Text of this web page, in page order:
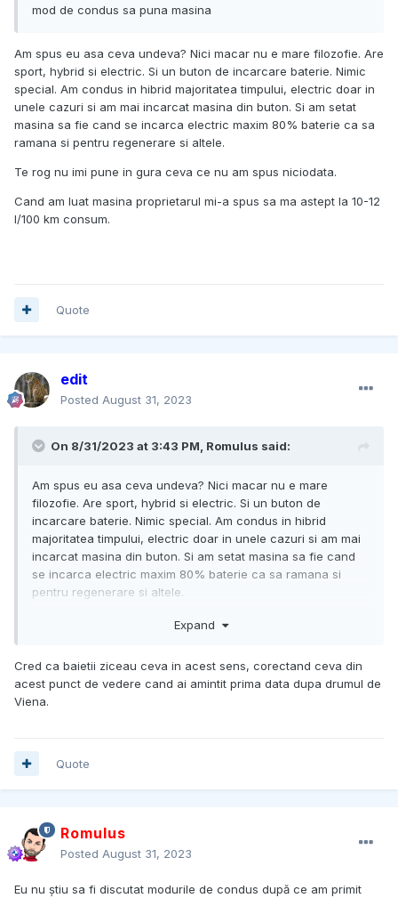
mod de condus sa puna masina
Am spus eu asa ceva undeva? Nici macar nu e mare filozofie. Are
sport, hybrid si electric. Si un buton de incarcare baterie. Nimic
special. Am condus in hibrid majoritatea timpului, electric doar in
unele cazuri si am mai incarcat masina din buton. Si am setat
masina sa fie cand se incarca electric maxim 80% baterie ca sa
ramana si pentru regenerare si altele.
Te rog nu imi pune in gura ceva ce nu am spus niciodata.
Cand am luat masina proprietarul mi-a spus sa ma astept la 10-12
l/100 km consum.
Quote
edit
Posted August 31, 2023
On 8/31/2023 at 3:43 PM, Romulus said:
Am spus eu asa ceva undeva? Nici macar nu e mare
filozofie. Are sport, hybrid si electric. Si un buton de
incarcare baterie. Nimic special. Am condus in hibrid
majoritatea timpului, electric doar in unele cazuri si am mai
incarcat masina din buton. Si am setat masina sa fie cand
se incarca electric maxim 80% baterie ca sa ramana si
pentru regenerare si altele.
Te rog nu imi pune in gura ceva ce nu am spus niciodata.
10-12 l/100 km consum.
Expand
Cred ca baietii ziceau ceva in acest sens, corectand ceva din
acest punct de vedere cand ai amintit prima data dupa drumul de
Viena.
Quote
Romulus
Posted August 31, 2023
Eu nu știu sa fi discutat modurile de condus după ce am primit